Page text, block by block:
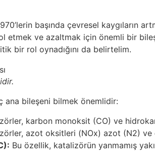
başında çevresel kaygıların
etmek ve azaltmak için önemli bir
bir rol oynadığını da belirtelim.
ana bileşeni bilmek önemlidir:
karbon monoksit (CO) ve
azot oksitleri (NOx) azot (N2) ve
Bu özellik, katalizörün yanmamış